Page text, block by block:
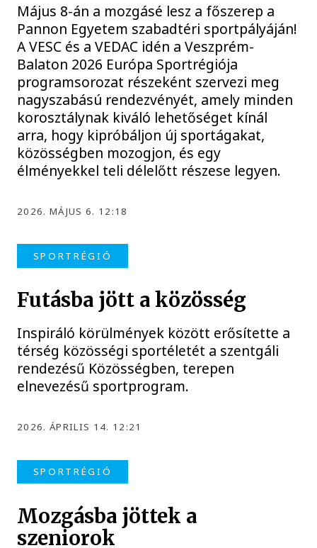
Május 8-án a mozgásé lesz a főszerep a
Pannon Egyetem szabadtéri sportpályáján!
A VESC és a VEDAC idén a Veszprém-
Balaton 2026 Európa Sportrégiója
programsorozat részeként szervezi meg
nagyszabású rendezvényét, amely minden
korosztálynak kiváló lehetőséget kínál
arra, hogy kipróbáljon új sportágakat,
közösségben mozogjon, és egy
élményekkel teli délelőtt részese legyen.
2026. MÁJUS 6. 12:18
SPORTRÉGIÓ
Futásba jött a közösség
Inspiráló körülmények között erősítette a
térség közösségi sportéletét a szentgáli
rendezésű Közösségben, terepen
elnevezésű sportprogram.
2026. ÁPRILIS 14. 12:21
SPORTRÉGIÓ
Mozgásba jöttek a
szeniorok